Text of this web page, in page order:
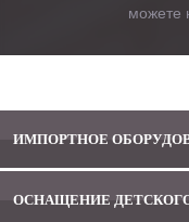
можете
ИМПОРТНОЕ
ОСНАЩЕНИЕ